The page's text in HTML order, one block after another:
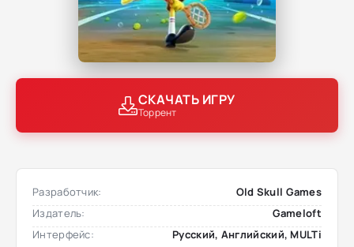
СКАЧАТЬ ИГРУ
Торрент
Разработчик:
Old Skull Games
Издатель:
Gameloft
Интерфейс:
Русский, Английский, MULTi